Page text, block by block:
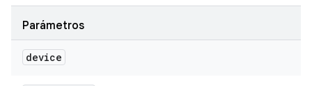
Parámetros
device